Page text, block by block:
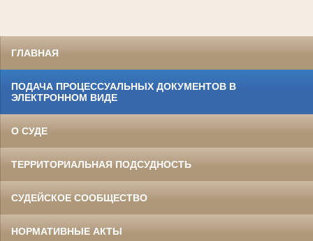
ГЛАВНАЯ
ПОДАЧА ПРОЦЕССУАЛЬНЫХ ДОКУМЕНТОВ В
ЭЛЕКТРОННОМ ВИДЕ
О СУДЕ
ТЕРРИТОРИАЛЬНАЯ ПОДСУДНОСТЬ
СУДЕЙСКОЕ СООБЩЕСТВО
НОРМАТИВНЫЕ АКТЫ